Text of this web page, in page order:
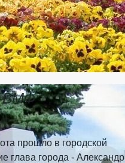
ВМФ
прошло в городской
глава города - Александр